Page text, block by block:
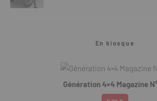
En kiosque
Génération 4×4 Magazine